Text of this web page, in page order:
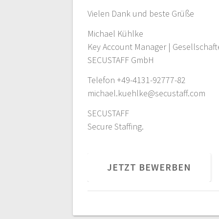
Vielen Dank und beste Grüße
Michael Kühlke
Key Account Manager |
SECUSTAFF GmbH
Telefon +49-4131-92777-82
michael.kuehlke@secustaff.com
SECUSTAFF
Secure Staffing.